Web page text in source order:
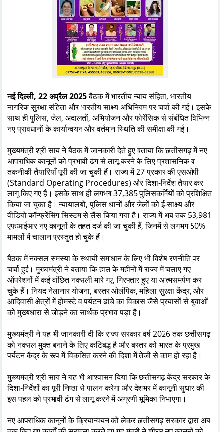
नई दिल्ली, 22 अप्रैल 2025बैठक में भारतीय न्याय संहिता, भारतीय
नागरिक सुरक्षा संहिता और भारतीय साक्ष्य अधिनियम पर चर्चा की गई। इसके
साथ ही पुलिस, जेल, अदालतों, अभियोजन और फोरेंसिक से संबंधित विभिन्न
नए प्रावधानों के कार्यान्वयन और वर्तमान स्थिति की समीक्षा की गई।
मुख्यमंत्री श्री साय ने बैठक में जानकारी देते हुए बताया कि छत्तीसगढ़ में नए
आपराधिक कानूनों को प्रभावी ढंग से लागू करने के लिए प्रशासनिक व
तकनीकी तैयारियाँ पूरी की जा चुकी हैं। राज्य में 27 प्रकार की एसओपी
(Standard Operating Procedures) और दिशा-निर्देश तैयार कर
लागू किए गए हैं। इसके साथ ही लगभग 37,385 पुलिसकर्मियों को प्रशिक्षित
किया जा चुका है। न्यायालयों, पुलिस थानों और जेलों को ई-साक्ष्य और
वीडियो कॉन्फ्रेंसिंग सिस्टम से लैस किया गया है। राज्य में अब तक 53,981
एफआईआर नए कानूनों के तहत दर्ज की जा चुकी हैं, जिनमें से लगभग 50%
मामलों में चालान प्रस्तुत हो चुके हैं।
बैठक में नक्सल समस्या के स्थायी समाधान के लिए भी विशेष रणनीति पर
चर्चा हुई। मुख्यमंत्री ने बताया कि हाल के महीनों में राज्य में चलाए गए
ऑपरेशनों में कई वांछित नक्सली मारे गए, गिरफ्तार हुए या आत्मसमर्पण कर
चुके हैं। नियद नेलानार योजना, बस्तर ओलंपिक, महिला सुरक्षा केंद्र, और
आदिवासी क्षेत्रों में होमस्टे व पर्यटन ढांचे का विकास जैसे प्रयासों से युवाओं
को मुख्यधारा से जोड़ने का सार्थक प्रभाव पड़ा है।
मुख्यमंत्री ने यह भी जानकारी दी कि राज्य सरकार वर्ष 2026 तक छत्तीसगढ़
को नक्सल मुक्त बनाने के लिए कटिबद्ध है और बस्तर को भारत के प्रमुख
पर्यटन केंद्र के रूप में विकसित करने की दिशा में तेजी से काम हो रहा है।
मुख्यमंत्री श्री साय ने यह भी आश्वासन दिया कि छत्तीसगढ़ केंद्र सरकार के
दिशा-निर्देशों का पूरी निष्ठा से पालन करेगा और देशभर में कानूनी सुधार की
इस पहल को प्रभावी ढंग से लागू करने में अग्रणी भूमिका निभाएगा।
नए आपराधिक कानूनों के क्रियान्वयन को लेकर छत्तीसगढ़ सरकार द्वारा अब